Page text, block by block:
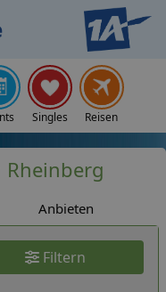
Singles Reisen
Anbieten
Filtern